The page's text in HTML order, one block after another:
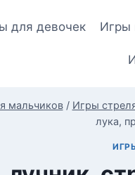
для девочек Игры
мальчиков / Игры
лука,